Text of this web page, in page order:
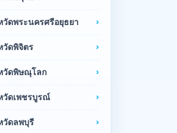
วัดพระนครศรีอยุธยา
วัดพิจิตร
วัดพิษณุโลก
วัดเพชรบูรณ์
วัดลพบุรี